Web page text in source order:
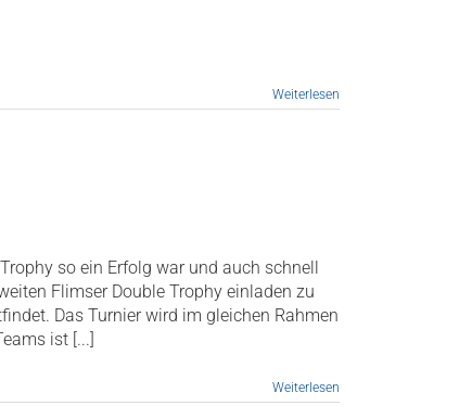
Weiterlesen
so ein Erfolg war und auch schnell
Flimser Double Trophy einladen zu
Das Turnier wird im gleichen Rahmen
ist [...]
Weiterlesen